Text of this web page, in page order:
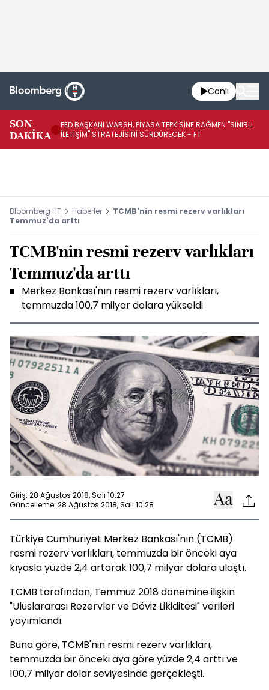
Canlı
SON
DAKİKA
FED BAŞKANI WARSH, PİYASA TEPKİSİNE RAĞMEN "SINIRLI
İLETİŞİM" STRATEJİSİNİ SÜRDÜRECEK - FT
Bloomberg HT Haberler
TCMB'nin resmi rezerv varlıkları
Temmuz'da arttı
TCMB'nin resmi rezerv varlıkları
Temmuz'da arttı
Merkez Bankası'nın resmi rezerv varlıkları,
temmuzda 100,7 milyar dolara yükseldi
Giriş: 28 Ağustos 2018, Salı 10:27
Güncelleme: 28 Ağustos 2018, Salı 10:28
Türkiye Cumhuriyet Merkez Bankası'nın (TCMB)
resmi rezerv varlıkları, temmuzda bir önceki aya
kıyasla yüzde 2,4 artarak 100,7 milyar dolara ulaştı.
TCMB tarafından, Temmuz 2018 dönemine ilişkin
"Uluslararası Rezervler ve Döviz Likiditesi" verileri
yayımlandı.
Buna göre, TCMB'nin resmi rezerv varlıkları,
temmuzda bir önceki aya göre yüzde 2,4 arttı ve
100,7 milyar dolar seviyesinde gerçekleşti.